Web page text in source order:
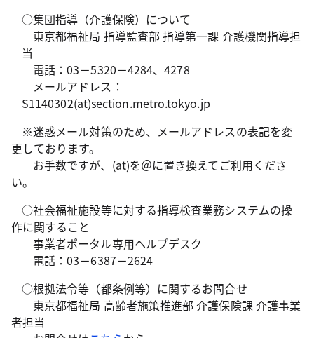
○集団指導（介護保険）について
東京都福祉局 指導監査部 指導第一課 介護機関指導担
当
電話：03－5320－4284、4278
メールアドレス：
S1140302(at)section.metro.tokyo.jp
※迷惑メール対策のため、メールアドレスの表記を変
更しております。
お手数ですが、(at)を＠に置き換えてご利用くださ
い。
○社会福祉施設等に対する指導検査業務システムの操
作に関すること
事業者ポータル専用ヘルプデスク
電話：03－6387－2624
○根拠法令等（都条例等）に関するお問合せ
東京都福祉局 高齢者施策推進部 介護保険課 介護事業
者担当